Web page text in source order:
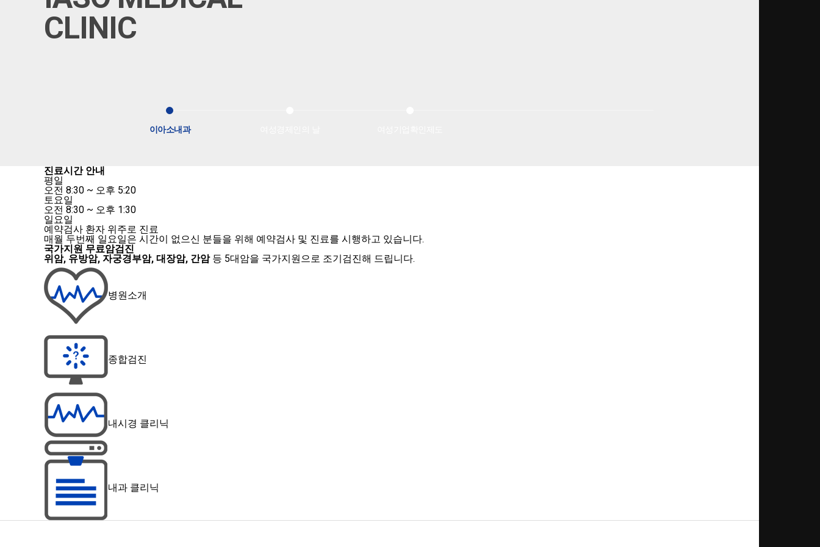
CLINIC
CLINIC
CLINIC
이아소내과
진료시간 안내
평일
오전 8:30 ~ 오후 5:20
토요일
오전 8:30 ~ 오후 1:30
일요일
예약검사 환자 위주로 진료
매월 두번째 일요일은 시간이 없으신 분들을 위해 예약검사 및 진료를 시행하고 있습니다.
국가지원 무료암검진
위암, 유방암, 자궁경부암, 대장암, 간암등 5대암을 국가지원으로 조기검진해 드립니다.
병원소개
종합검진
내시경 클리닉
내과 클리닉